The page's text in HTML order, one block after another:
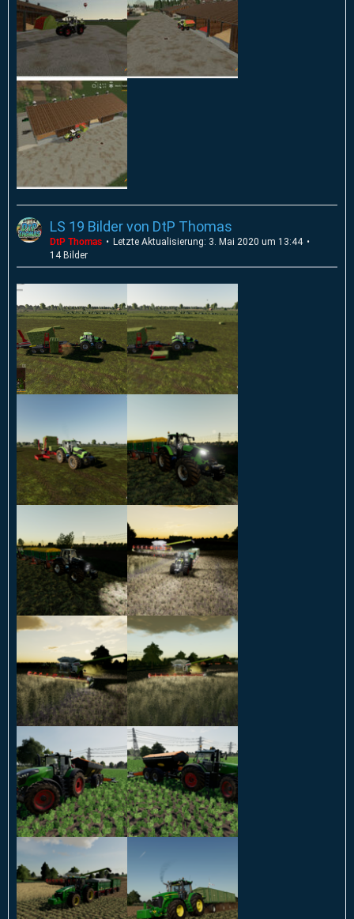
LS 19 Bilder von DtP Thomas
DtP Thomas Letzte Aktualisierung: 3. Mai 2020 um 13:44
14 Bilder